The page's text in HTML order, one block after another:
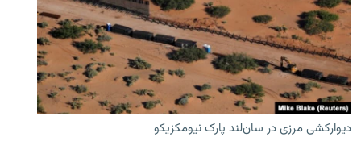
دیوارکشی مرزی در سان‌لند پارک نیومکزیکو